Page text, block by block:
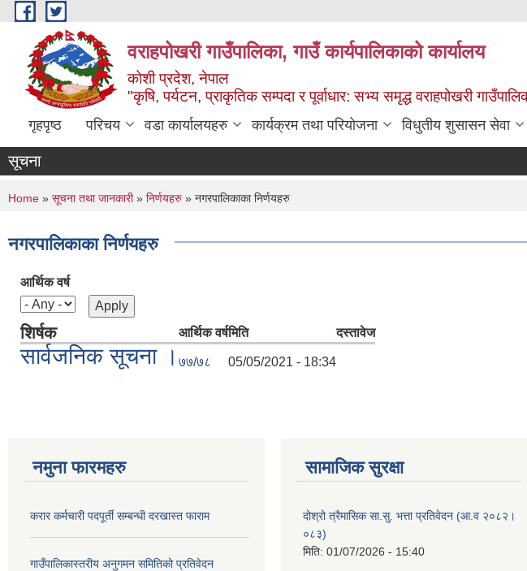
Skip to main content
वराहपोखरी गाउँपालिका, गाउँ कार्यपालिकाको कार्यालय
कोशी प्रदेश, नेपाल
"कृषि, पर्यटन, प्राकृतिक सम्पदा र पूर्वाधार: सभ्य समृद्ध वराहपोखरी
गृहपृष्ठ परिचय वडा कार्यालयहरु कार्यक्रम तथा परियोजना विधुतीय शुसासन सेवा
सूचना
You are here
Home » सूचना तथा जानकारी» निर्णयहरु » नगरपालिकाका निर्णयहरु
नगरपालिकाका निर्णयहरु
आर्थिक वर्ष
शिर्षक आर्थिक वर्षमिति दस्तावेज
सार्वजनिक सूचना । ७७/७८ 05/05/2021 - 18:34
नमुना फारमहरु
करार कर्मचारी पदपूर्ती सम्बन्धी दरखास्त फाराम
गाउँपालिकास्तरीय अनुगमन समितिको प्रतिवेदन
सामाजिक सुरक्षा
दोश्रो त्रैमासिक सा.सु. भत्ता प्रतिवेदन (आ.व २०८२।
०८३)
मिति: 01/07/2026 - 15:40